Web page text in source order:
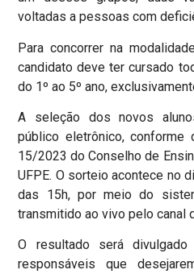
voltadas a pessoas com
Para concorrer na
candidato deve ter cursado
do 1º ao 5º ano,
A seleção dos novos
público eletrônico, conforme
15/2023 do Conselho de
UFPE. O sorteio acontece no
das 15h, por meio do
transmitido ao vivo pelo canal
O resultado será
responsáveis que